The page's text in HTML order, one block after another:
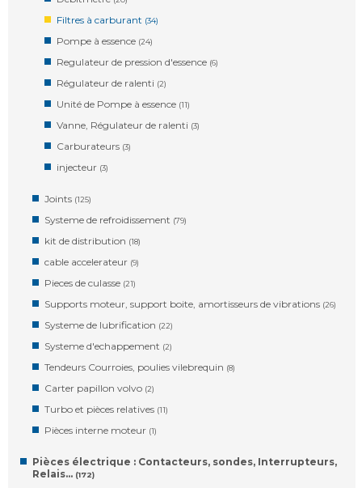
Filtres à carburant (34)
Pompe à essence (24)
Regulateur de pression d'essence (6)
Régulateur de ralenti (2)
Unité de Pompe à essence (11)
Vanne, Régulateur de ralenti (3)
Carburateurs (3)
injecteur (3)
Joints (125)
Systeme de refroidissement (79)
kit de distribution (18)
cable accelerateur (9)
Pieces de culasse (21)
Supports moteur, support boite, amortisseurs de vibrations (26)
Systeme de lubrification (22)
Systeme d'echappement (2)
Tendeurs Courroies, poulies vilebrequin (8)
Carter papillon volvo (2)
Turbo et pièces relatives (11)
Pièces interne moteur (1)
Pièces électrique : Contacteurs, sondes, Interrupteurs,
Relais… (172)